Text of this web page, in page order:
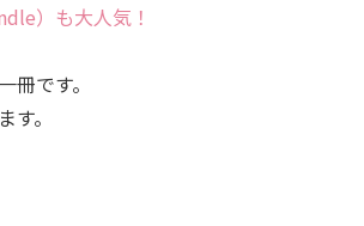
）も大人気！
です。
。